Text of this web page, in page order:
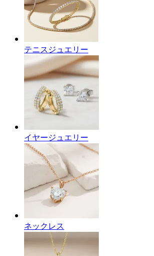
テニスジュエリー
イヤージュエリー
ネックレス